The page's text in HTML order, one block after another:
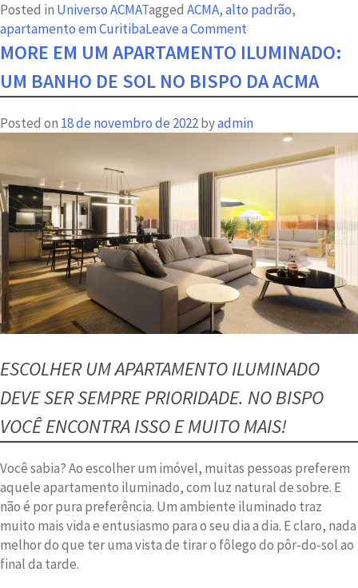
Posted in Universo ACMATagged ACMA,alto padrão,
apartamento em CuritibaLeave a Comment
A
da
na
Arquitetura
do
MORE EM UM APARTAMENTO ILUMINADO:
UM BANHO DE SOL NO BISPO DA ACMA
Posted on 18 de novembro de 2022byadmin
ESCOLHER UM APARTAMENTO ILUMINADO
DEVE SER SEMPRE PRIORIDADE. NO BISPO
VOCÊ ENCONTRA ISSO E MUITO MAIS!
Você sabia? Ao escolher um imóvel, muitas pessoas preferem
aquele apartamento iluminado, com luz natural de sobre. E
não é por pura preferência. Um ambiente iluminado traz
muito mais vida e entusiasmo para o seu dia a dia. E claro, nada
melhor do que ter uma vista de tirar o fôlego do pôr-do-sol ao
final da tarde.